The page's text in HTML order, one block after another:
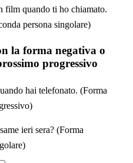
film quando ti ho chiamato.
persona singolare)
la forma negativa o
progressivo
hai telefonato. (Forma
ieri sera? (Forma